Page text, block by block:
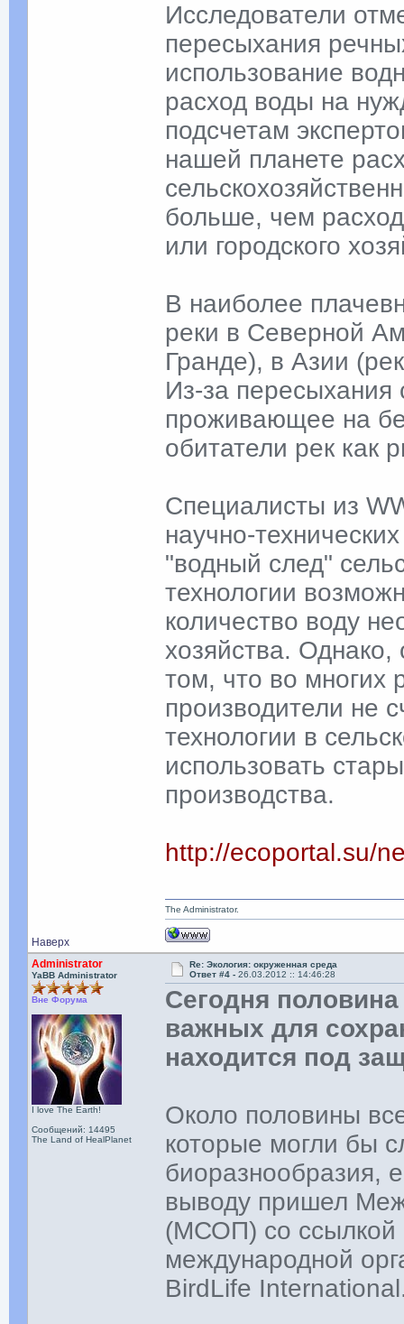
Исследователи
пересыхания
использование
расход воды на
подсчетам
нашей планете
больше, чем
или городского
В наиболее
реки в Северной
Гранде), в Азии
Из-за пересыхания
проживающее на
обитатели рек
Специалисты из
научно-
"водный след"
технологии
количество воду
хозяйства. Однако,
том, что во
производители не
технологии в
использовать
производства.
http://ecoportal.su/
Наверх
The Administrator.
Administrator
YaBB Administrator
Вне Форума
I love The Earth!
Сообщений: 14495
The Land of HealPlanet
Re: Экология: окруженная среда
Ответ #4 -26.03.2012 :: 14:46:28
Сегодня
важных для
находится под
Около половины
которые могли бы
биоразнообразия,
выводу пришел
(МСОП) со ссылкой
международной
BirdLife